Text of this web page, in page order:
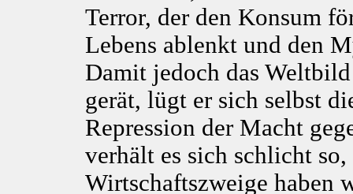
Terror, der den Konsum
Lebens ablenkt und den
Damit jedoch das
gerät, lügt er sich selbst
Repression der Macht
verhält es sich schlicht
Wirtschaftszweige haben